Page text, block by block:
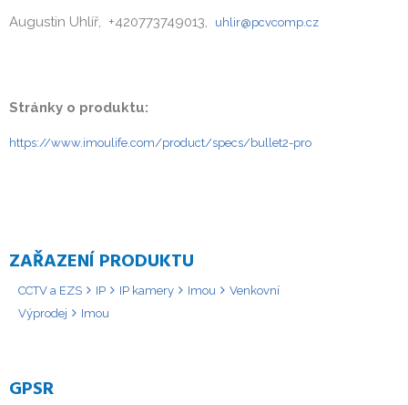
Augustin Uhlíř, +420773749013, uhlir@pcvcomp.cz
Stránky o produktu:
https://www.imoulife.com/product/specs/bullet2-pro
ZAŘAZENÍ PRODUKTU
CCTV a EZS IP IP kamery Imou
Venkovní
Výprodej
Imou
GPSR